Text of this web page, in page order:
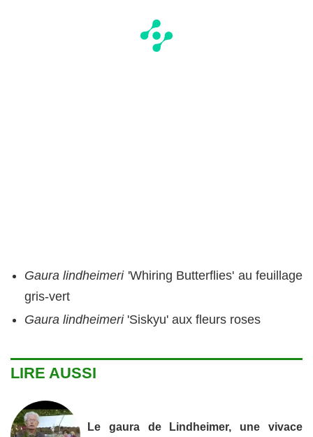
Gaura lindheimeri'Whiring Butterflies' au feuillage
gris-vert
Gaura lindheimeri'Siskyu' aux fleurs roses
LIRE AUSSI
Le gaura de Lindheimer, une vivace